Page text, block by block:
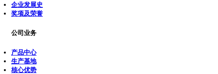
企业发展史
奖项及荣誉
公司业务
产品中心
生产基地
核心优势